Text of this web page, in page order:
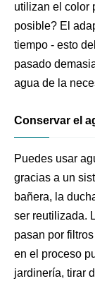
utilizan el color
posible? El
tiempo - esto
pasado
agua de la
Conservar el
Puedes usar
gracias a un
bañera, la
ser reutilizada.
pasan por
en el proceso
jardinería, tirar